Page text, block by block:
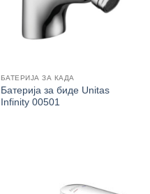
БАТЕРИЈА ЗА КАДА
Батерија за биде Unitas
Infinity 00501